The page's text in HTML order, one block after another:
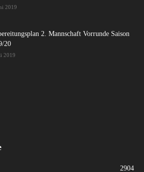
2019
2. Mannschaft Vorrunde Saison
20
2019
2904